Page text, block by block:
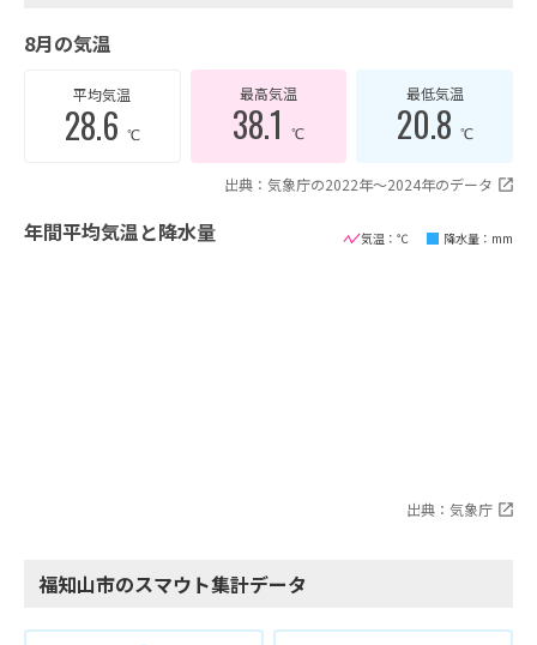
8月の気温
平均気温
28.6 ℃
最高気温
38.1 ℃
最低気温
20.8 ℃
出典：気象庁の2022年〜2024年のデータ
年間平均気温と降水量 気温：℃ 降水量：mm
出典：気象庁
福知山市のスマウト集計データ